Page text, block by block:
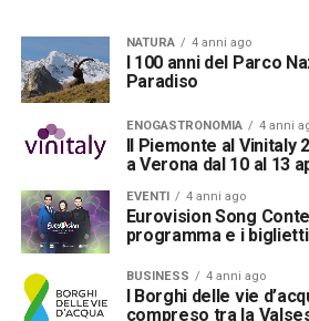
NATURA 4 anni ago
I 100 anni del Parco
Paradiso
ENOGASTRONOMIA 4 anni
Il Piemonte al Vinitaly
a Verona dal 10 al 13
EVENTI 4 anni ago
Eurovision Song
programma e i biglietti
BUSINESS 4 anni ago
I Borghi delle vie
compreso tra la